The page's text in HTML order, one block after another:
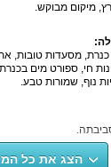
מיקום מבוקש.
מסעדות טובות,
חי, ספורט מים
נוף, שמורות טבע.
הצג את כל